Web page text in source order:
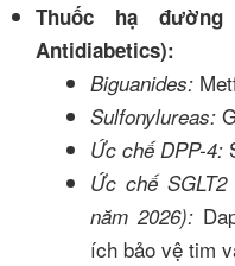
Thuốc hạ
Antidiabetics):
Biguanides:
Sulfonylureas:
Ức chế DPP-4:
Ức chế
năm 2026):
ích bảo vệ tim